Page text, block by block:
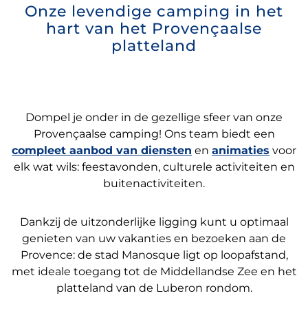
Onze levendige camping in het
hart van het Provençaalse
platteland
Dompel je onder in de gezellige sfeer van onze
Provençaalse camping! Ons team biedt een
compleet aanbod van diensten en animaties voor
elk wat wils: feestavonden, culturele activiteiten en
buitenactiviteiten.
Dankzij de uitzonderlijke ligging kunt u optimaal
genieten van uw vakanties en bezoeken aan de
Provence: de stad Manosque ligt op loopafstand,
met ideale toegang tot de Middellandse Zee en het
platteland van de Luberon rondom.